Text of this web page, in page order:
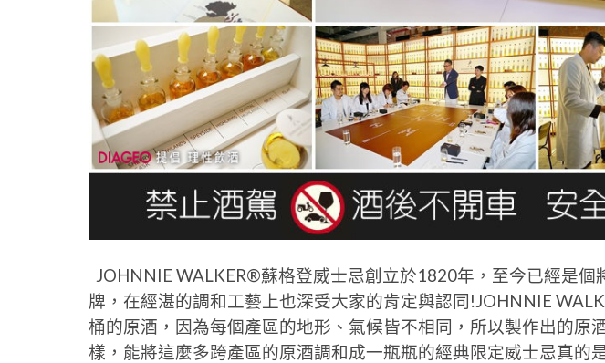
JOHNNIE WALKER®蘇格登威士忌創立於1820年，至今已經是個
牌，在經湛的調和工藝上也深受大家的肯定與認同!JOHNNIE
桶的原酒，因為每個產區的地形、氣候皆不相同，所以製作出的原
樣，能將這麼多跨產區的原酒調和成一瓶瓶的經典限定威士忌真的